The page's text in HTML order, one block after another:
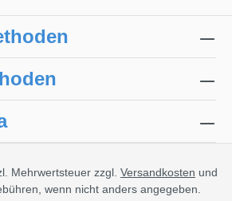
Mehrwertsteuer zzgl. Versandkosten und
wenn nicht anders angegeben.